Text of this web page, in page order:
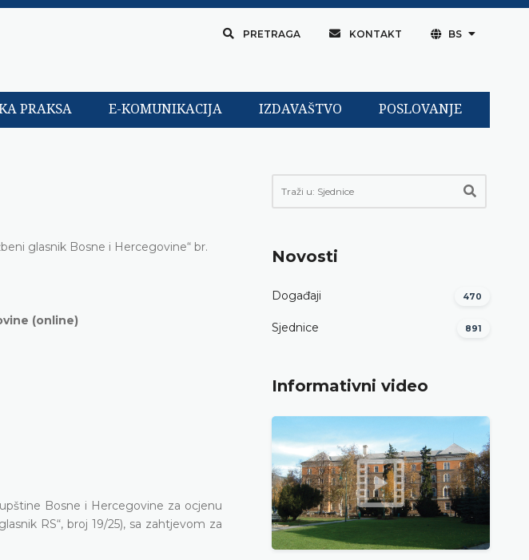
PRETRAGA KONTAKT BS
PRAKSA E-KOMUNIKACIJA IZDAVAŠTVO POSLOVANJE
glasnik Bosne i Hercegovine“ br.
(online)
Bosne i Hercegovine za ocjenu
RS“, broj 19/25), sa zahtjevom za
Novosti
Događaji 470
Sjednice 891
Informativni video